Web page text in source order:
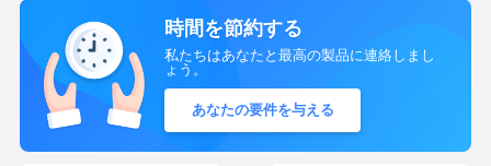
時間を節約する
私たちはあなたと最高の製品に連絡しまし
ょう。
あなたの要件を与える